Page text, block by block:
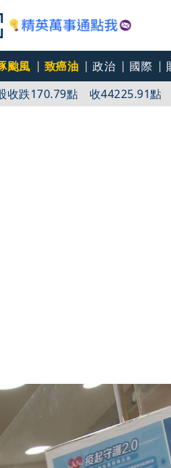
颱風 致癌油 政治 國際
收跌170.79點 收44225.91點
」可以！ 本人朝聖闆娘嚇傻：